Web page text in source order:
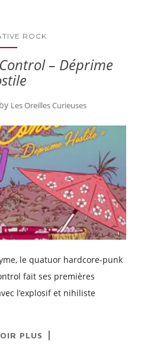
ROCK
– Déprime
by Les Oreilles Curieuses
le quatuor hardcore-punk
fait ses premières
l’explosif et nihiliste
PLUS